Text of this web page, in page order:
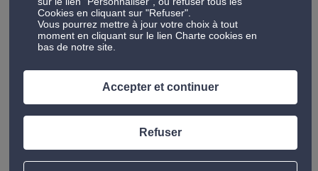
Respecter les recommandations du
constructeur
Chaque moteur a des spécifications propres.
manuel d’entretiende votre véhicule
pour connaître laquantitéet letypede liquide à
utiliser.
Utiliser le bon liquide de refroidissement
Cookies en cliquant sur "Refuser".
Vous pourrez mettre à jour votre choix à tout
moment en cliquant sur le lien Charte cookies en
bas de notre site.
Refuser
Accepter et continuer